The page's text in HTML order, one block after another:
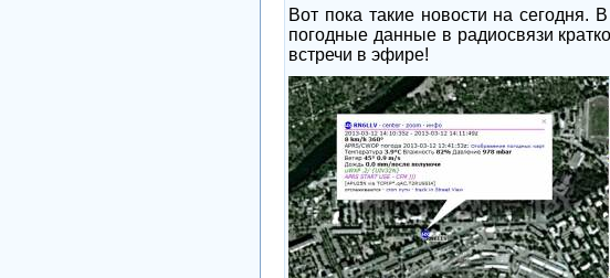
Вот пока такие новости на сегодня.
погодные данные в радиосвязи
встречи в эфире!